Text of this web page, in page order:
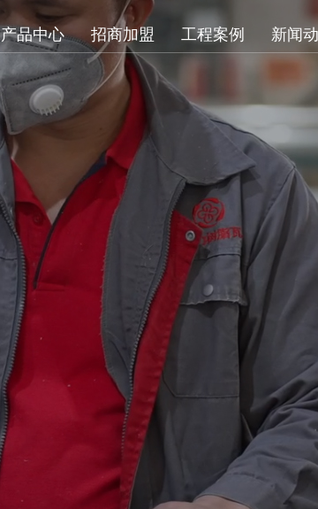
产品中心 招商加盟 工程案例 新闻